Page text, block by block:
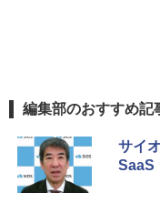
編集部のおすすめ記
サイ
SaaS